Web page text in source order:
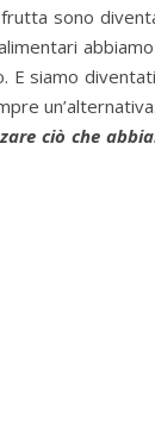
sono
E siamo
ciò che